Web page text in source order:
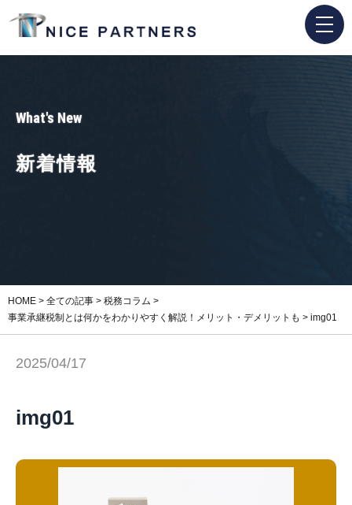
What's New
新着情報
HOME > 全ての記事 > 税務コラム >
事業承継税制とは何かをわかりやすく解説！メリット・デメリットも > img01
2025/04/17
img01